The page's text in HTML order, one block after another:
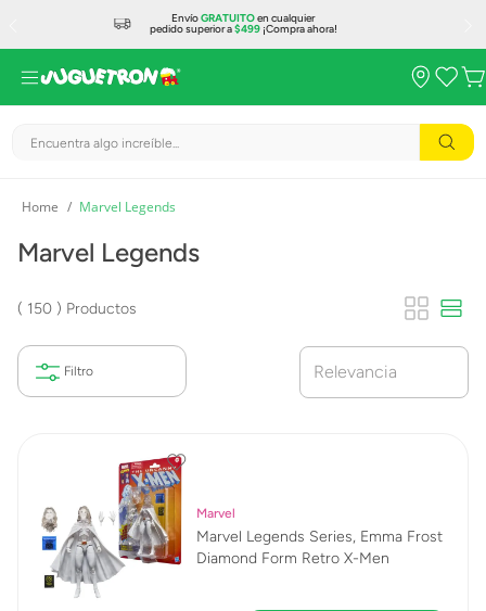
EnvíoGRATUITOen cualquier
pedido superior a$499¡Compra ahora!
Encuentra algo increíble...
Marvel Legends
Marvel Legends
150 Productos
Relevancia
Marvel
Marvel Legends Series, Emma Frost
Diamond Form Retro X-Men